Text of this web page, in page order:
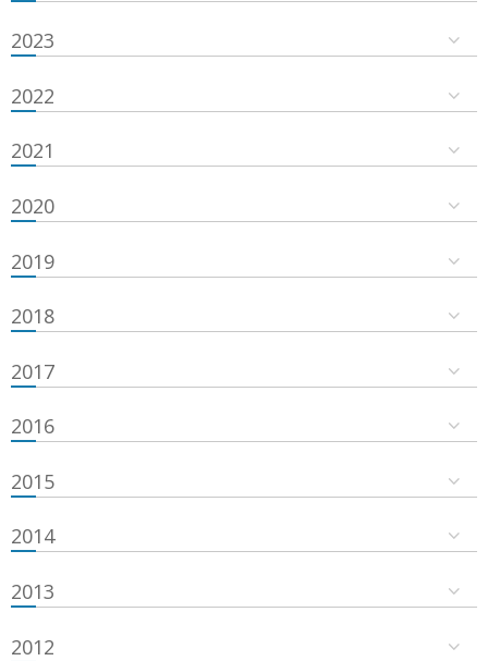
2023
2022
2021
2020
2019
2018
2017
2016
2015
2014
2013
2012